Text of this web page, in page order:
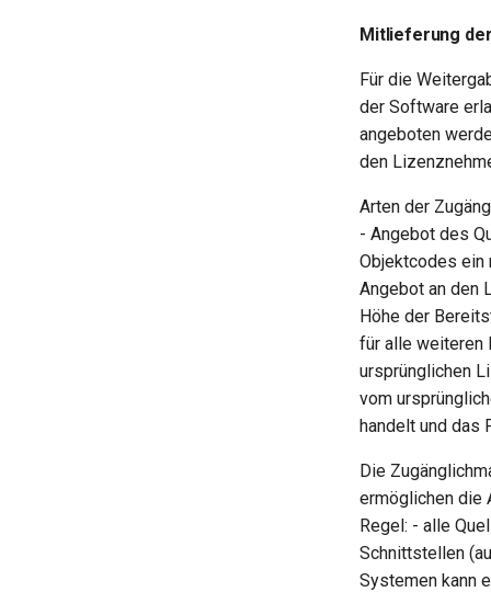
Mitlieferung
Für die
der Software
angeboten
den
Arten der
- Angebot des
Objektcodes ein
Angebot an den
Höhe der
für alle weiteren
ursprünglichen
vom
handelt und das
Die
ermöglichen die
Regel: - alle
Schnittstellen
Systemen kann